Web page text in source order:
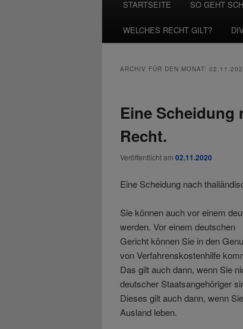
STARTSEITE SO GEHT
WELCHES RECHT GILT?
ARCHIV FÜR DEN MONAT:
Eine Scheidung
Recht.
Veröffentlicht am 02.11.2020
Eine Scheidung nach
Sie können auch vor einem
werden. Vor einem deutschen
Gericht können Sie in den
von Verfahrenskostenhilfe
Das gilt auch dann, wenn Sie
deutscher Staatsangehöriger
Dieses gilt auch dann, wenn
Ausland leben.